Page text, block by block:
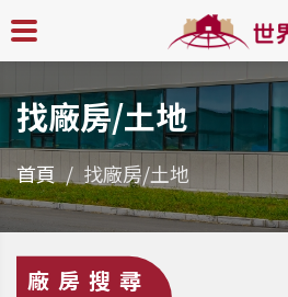
找廠房/土地
首頁 找廠房/土地
廠房搜尋